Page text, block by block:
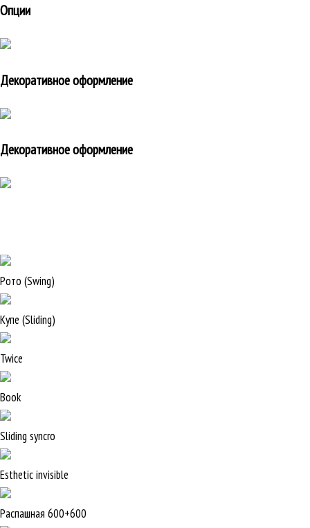
Опции
Декоративное оформление
Декоративное оформление
Рото (Swing)
Купе (Sliding)
Twice
Book
Sliding syncro
Esthetic invisible
Распашная 600+600